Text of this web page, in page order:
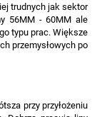
trudnych jak sektor
56MM - 60MM ale
typu prac. Większe
przemysłowych po
przy przyłożeniu